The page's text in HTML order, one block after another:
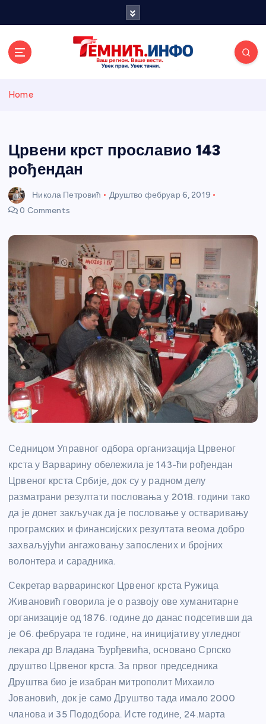
и портал
Home
Црвени крст прославио 143
рођендан
Никола Петровић Друштво фебруар 6, 2019
0 Comments
Седницом Управног одбора организација Црвеног
крста у Варварину обележила је 143-ћи рођендан
Црвеног крста Србије, док су у радном делу
разматрани резултати пословања у 2018. години тако
да је донет закључак да је пословање у остваривању
програмских и финансијских резултата веома добро
захваљујући ангажовању запослених и бројних
волонтера и сарадника.
Секретар варваринског Црвеног крста Ружица
Живановић говорила је о развоју ове хуманитарне
организације од 1876. године до данас подсетивши да
је 06. фебруара те године, на иницијативу угледног
лекара др Владана Ђурђевића, основано Српско
друштво Црвеног крста. За првог председника
Друштва био је изабран митрополит Михаило
Јовановић, док је само Друштво тада имало 2000
чланова и 35 Пододбора. Исте године, 24.марта